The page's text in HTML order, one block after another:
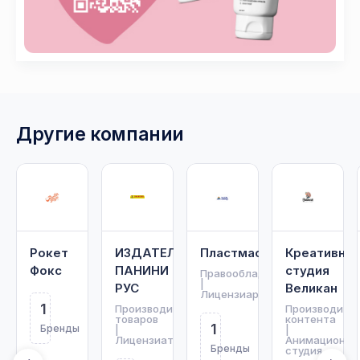
Другие компании
Рокет
Фокс
1
Бренды
ИЗДАТЕЛЬСТВО
ПАНИНИ
РУС
Производитель
товаров
Лицензиат
Пластмастер
Правообладатель
Лицензиар
1
Бренды
Креативная
студия
Великан
контента
студия